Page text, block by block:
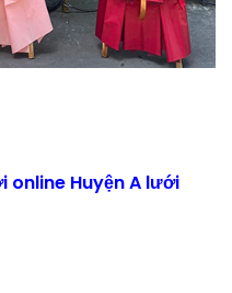
online Huyện A lưới